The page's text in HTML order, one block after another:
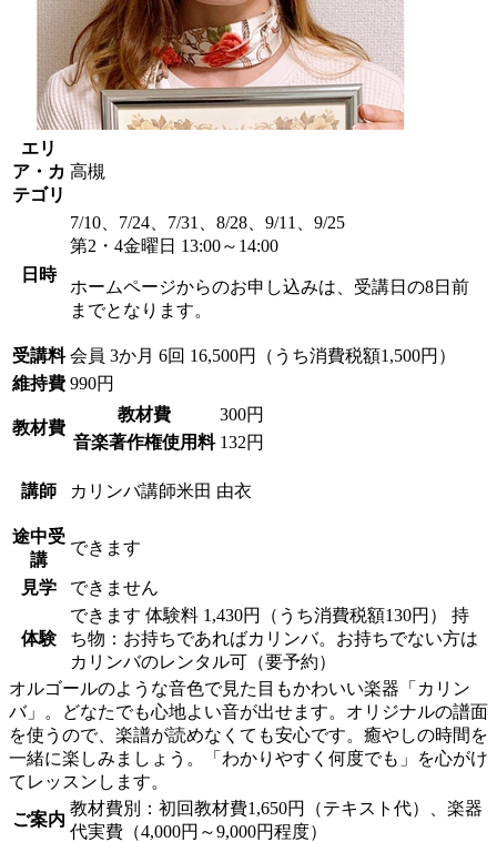
エリ
ア・カ
テゴリ
高槻
日時
7/10、7/24、7/31、8/28、9/11、9/25
第2・4金曜日 13:00～14:00
ホームページからのお申し込みは、受講日の8日前
までとなります。
受講料 会員 3か月 6回 16,500円（うち消費税額1,500円）
維持費 990円
教材費
教材費
300円
音楽著作権使用料 132円
講師 カリンバ講師米田 由衣
途中受
講
できます
見学 できません
体験
できます 体験料 1,430円（うち消費税額130円） 持
ち物：お持ちであればカリンバ。お持ちでない方は
カリンバのレンタル可（要予約）
オルゴールのような音色で見た目もかわいい楽器「カリン
バ」。どなたでも心地よい音が出せます。オリジナルの譜面
を使うので、楽譜が読めなくても安心です。癒やしの時間を
一緒に楽しみましょう。「わかりやすく何度でも」を心がけ
てレッスンします。
ご案内
教材費別：初回教材費1,650円（テキスト代）、楽器
代実費（4,000円～9,000円程度）